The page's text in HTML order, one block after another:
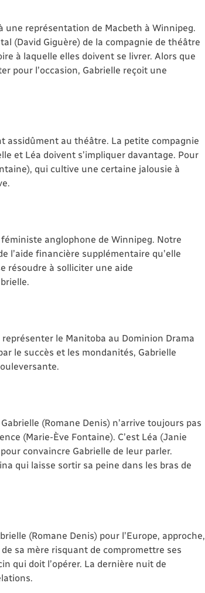
une représentation de Macbeth à Winnipeg.
(David Giguère) de la compagnie de théâtre
à laquelle elles doivent se livrer. Alors que
pour l’occasion, Gabrielle reçoit une
assidûment au théâtre. La petite compagnie
et Léa doivent s’impliquer davantage. Pour
qui cultive une certaine jalousie à
anglophone de Winnipeg. Notre
l’aide financière supplémentaire qu’elle
résoudre à solliciter une aide
le Manitoba au Dominion Drama
le succès et les mondanités, Gabrielle
(Romane Denis) n’arrive toujours pas
(Marie-Ève Fontaine). C’est Léa (Janie
convaincre Gabrielle de leur parler.
qui laisse sortir sa peine dans les bras de
(Romane Denis) pour l’Europe, approche,
sa mère risquant de compromettre ses
qui doit l’opérer. La dernière nuit de